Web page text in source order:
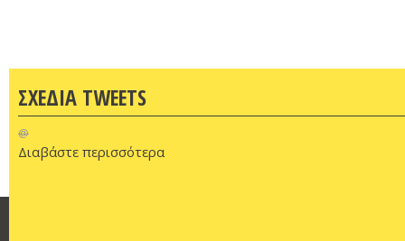
ΣΧΕΔΙΑ TWEETS
@
Διαβάστε περισσότερα